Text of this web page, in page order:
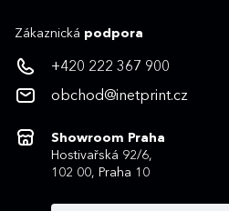
Zákaznická podpora
+420 222 367 900
obchod@inetprint.cz
Showroom Praha
Hostivařská 92/6,
102 00, Praha 10